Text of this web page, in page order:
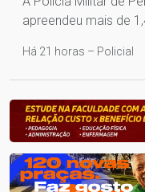
apreendeu mais de
Há 21 horas – Policial